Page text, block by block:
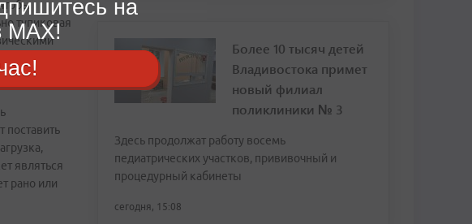
тупиковая
калорий.
поставить
являться
рано или
Более 10 тысяч детей
Владивостока примет
новый филиал
поликлиники № 3
Здесь продолжат работу восемь
педиатрических участков, прививочный и
процедурный кабинеты
сегодня, 15:08
на
MAX!